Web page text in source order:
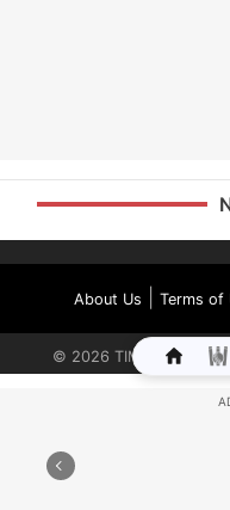
About Us Terms of
© 2026 TIMES